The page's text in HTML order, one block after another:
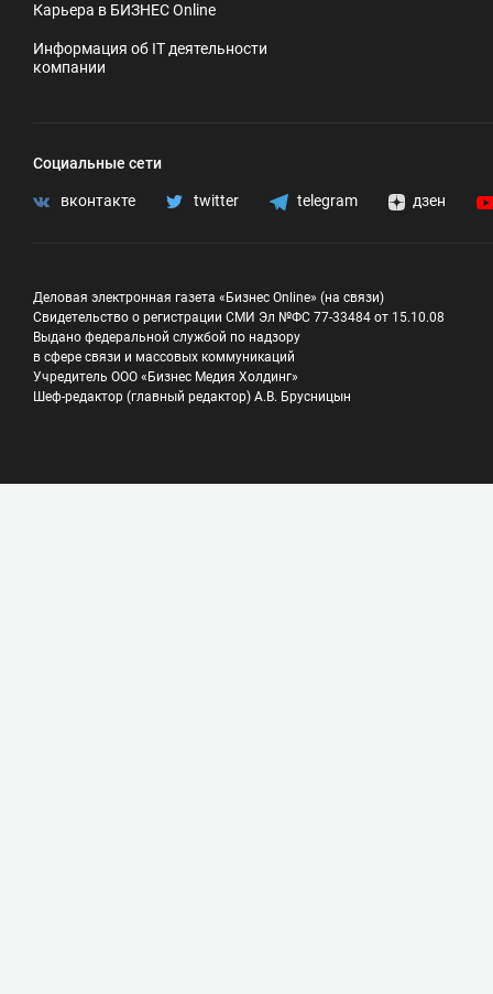
Карьера в БИЗНЕС Online
Информация об IT деятельности
компании
Социальные сети
вконтакте twitter telegram дзен
Деловая электронная газета «Бизнес Online» (на связи)
Свидетельство о регистрации СМИ Эл №ФС 77-33484 от 15.10.08
Выдано федеральной службой по надзору
в сфере связи и массовых коммуникаций
Учредитель ООО «Бизнес Медия Холдинг»
Шеф-редактор (главный редактор) А.В. Брусницын